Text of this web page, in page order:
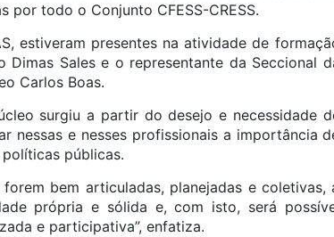
todo o Conjunto CFESS-CRESS.
estiveram presentes na atividade de
Dimas Sales e o representante da Seccional
Carlos Boas.
surgiu a partir do desejo e necessidade
nessas e nesses profissionais a importância
públicas.
bem articuladas, planejadas e coletivas,
própria e sólida e, com isto, será
e participativa”, enfatiza.